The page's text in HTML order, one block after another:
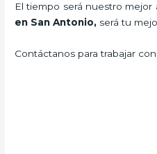
El tiempo será nuestro mejor
en San Antonio, será tu
Contáctanos para trabajar